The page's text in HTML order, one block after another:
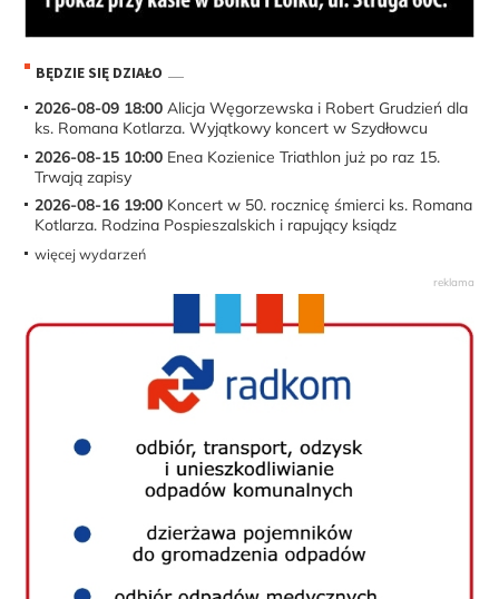
BĘDZIE SIĘ DZIAŁO
2026-08-09 18:00 Alicja Węgorzewska i Robert Grudzień dla
ks. Romana Kotlarza. Wyjątkowy koncert w Szydłowcu
2026-08-15 10:00 Enea Kozienice Triathlon już po raz 15.
Trwają zapisy
2026-08-16 19:00 Koncert w 50. rocznicę śmierci ks. Romana
Kotlarza. Rodzina Pospieszalskich i rapujący ksiądz
więcej wydarzeń